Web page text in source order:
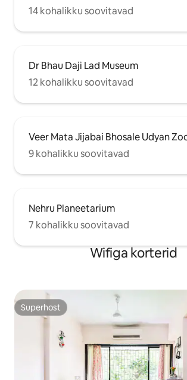
14 kohalikku soovitavad
Dr Bhau Daji Lad Museum
12 kohalikku soovitavad
Veer Mata Jijabai Bhosale Udyan
9 kohalikku soovitavad
Nehru Planeetarium
7 kohalikku soovitavad
Wifiga korterid
Superhost
Superhost